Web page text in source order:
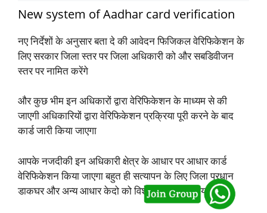
New system of Aadhar card verification
नए निर्देशों के अनुसार बता दे की आवेदन फिजिकल वेरिफिकेशन के
लिए सरकार जिला स्तर पर जिला अधिकारी को और सबडिवीजन
स्तर पर नामित करेंगे
और कुछ भीम इन अधिकारों द्वारा वेरिफिकेशन के माध्यम से की
जाएगी अधिकारियों द्वारा वेरिफिकेशन प्रक्रिया पूरी करने के बाद
कार्ड जारी किया जाएगा
आपके नजदीकी इन अधिकारी क्षेत्र के आधार पर आधार कार्ड
वेरिफिकेशन किया जाएगा बहुत ही सत्यापन के लिए जिला प्रधान
डाकघर और अन्य आधार केदो को विशेष रूप से चुना गया है